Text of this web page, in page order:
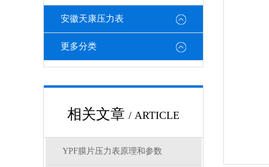
安徽天康压力表
更多分类
相关文章 / ARTICLE
YPF膜片压力表原理和参数